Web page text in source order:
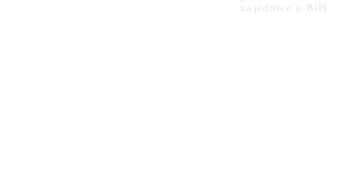
zajednice u BiH